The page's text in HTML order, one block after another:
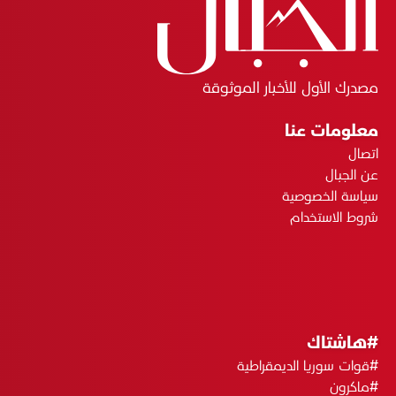
مصدرك الأول للأخبار الموثوقة
معلومات عنا
اتصال
عن الجبال
سياسة الخصوصية
شروط الاستخدام
#هاشتاك
#قوات سوريا الديمقراطية
#ماكرون